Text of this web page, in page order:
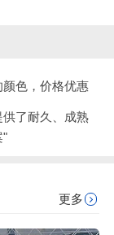
色，价格优惠
了耐久、成熟
"
更多